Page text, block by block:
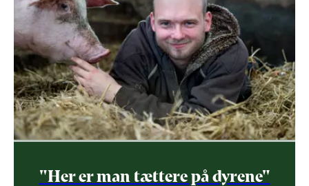
"Her er man tættere på dyrene"